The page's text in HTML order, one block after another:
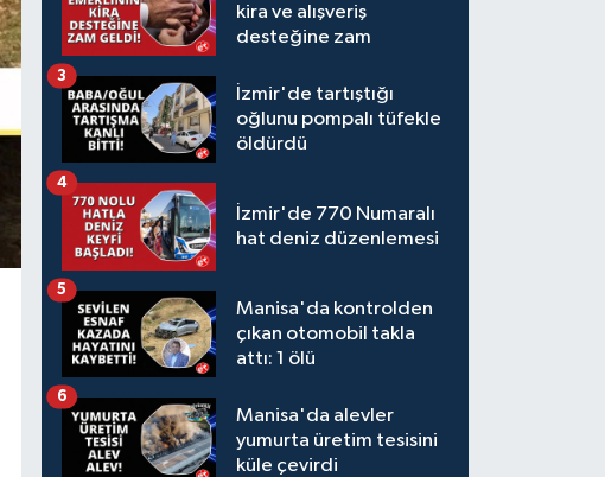
kira ve alışveriş
desteğine zam
İzmir'de tartıştığı
oğlunu pompalı tüfekle
öldürdü
3
İzmir'de 770 Numaralı
hat deniz düzenlemesi
4
Manisa'da kontrolden
çıkan otomobil takla
attı: 1 ölü
5
Manisa'da alevler
yumurta üretim tesisini
küle çevirdi
6